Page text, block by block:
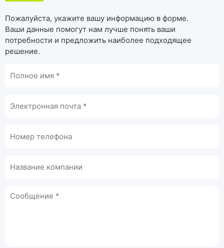
Пожалуйста, укажите вашу информацию в форме.
Ваши данные помогут нам лучше понять ваши
потребности и предложить наиболее подходящее
решение.